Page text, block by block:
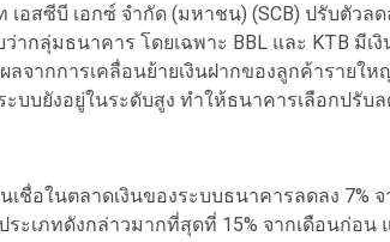
เอสซีบี เอกซ์ จำกัด (มหาชน) (SCB) ปรับตัวล
ว่ากลุ่มธนาคาร โดยเฉพาะ BBL และ KTB มี
ผลจากการเคลื่อนย้ายเงินฝากของลูกค้ารายใ
บบยังอยู่ในระดับสูง ทำให้ธนาคารเลือกปรับ
เชื่อในตลาดเงินของระบบธนาคารลดลง 7%
ระเภทดังกล่าวมากที่สุดที่ 15% จากเดือนก่อน